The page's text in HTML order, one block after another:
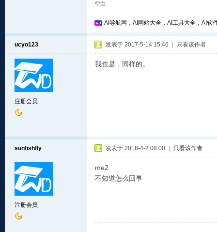
空白
AI导航网，AI网站大全，AI工具大全，AI软
ucyo123
注册会员
发表于 2017-5-14 15:46 只看该作者
我也是，同样的。
sunfishfly
注册会员
发表于 2018-4-2 08:00 只看该作者
me2
不知道怎么回事